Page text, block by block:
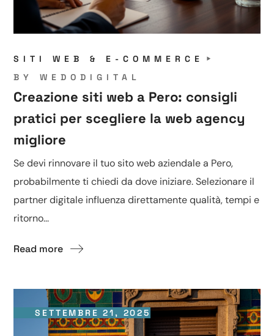
SITI WEB & E-COMMERCE
BYWEDODIGITAL
Creazione siti web a Pero: consigli
pratici per scegliere la web agency
migliore
Se devi rinnovare il tuo sito web aziendale a Pero,
probabilmente ti chiedi da dove iniziare. Selezionare il
partner digitale influenza direttamente qualità, tempi e
ritorno...
Read more
SETTEMBRE 21, 2025